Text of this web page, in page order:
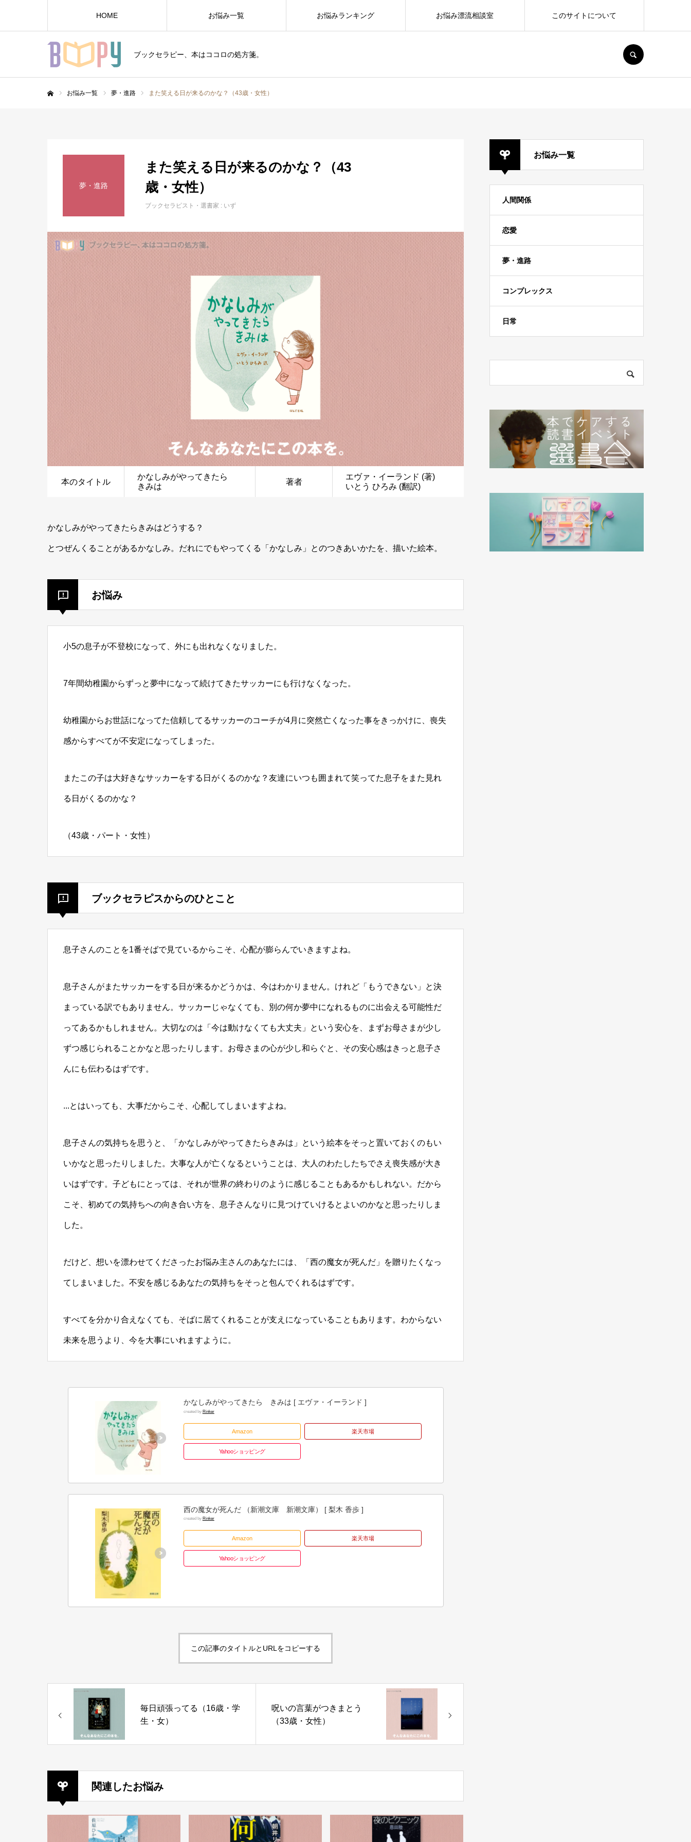
ブックセラピー、本はココロの処方箋。
HOME お悩み一覧 お悩みランキング お悩み漂流相談室 このサイトについて
お悩み一覧 夢・進路 また笑える日が来るのかな？（43歳・女性）
夢・進路
また笑える日が来るのかな？（43
歳・女性）
ブックセラピスト・選書家 : いず
本のタイトル
かなしみがやってきたら
きみは
著者
エヴァ・イーランド (著)
いとう ひろみ (翻訳)
かなしみがやってきたらきみはどうする？
とつぜんくることがあるかなしみ。だれにでもやってくる「かなしみ」とのつきあいかたを、描いた絵本。
お悩み
小5の息子が不登校になって、外にも出れなくなりました。
7年間幼稚園からずっと夢中になって続けてきたサッカーにも行けなくなった。
幼稚園からお世話になってた信頼してるサッカーのコーチが4月に突然亡くなった事をきっかけに、喪失
感からすべてが不安定になってしまった。
またこの子は大好きなサッカーをする日がくるのかな？友達にいつも囲まれて笑ってた息子をまた見れ
る日がくるのかな？
（43歳・パート・女性）
ブックセラピスからのひとこと
息子さんのことを1番そばで見ているからこそ、心配が膨らんでいきますよね。
息子さんがまたサッカーをする日が来るかどうかは、今はわかりません。けれど「もうできない」と決
まっている訳でもありません。サッカーじゃなくても、別の何か夢中になれるものに出会える可能性だ
ってあるかもしれません。大切なのは「今は動けなくても大丈夫」という安心を、まずお母さまが少し
ずつ感じられることかなと思ったりします。お母さまの心が少し和らぐと、その安心感はきっと息子さ
んにも伝わるはずです。
...とはいっても、大事だからこそ、心配してしまいますよね。
息子さんの気持ちを思うと、「かなしみがやってきたらきみは」という絵本をそっと置いておくのもい
いかなと思ったりしました。大事な人が亡くなるということは、大人のわたしたちでさえ喪失感が大き
いはずです。子どもにとっては、それが世界の終わりのように感じることもあるかもしれない。だから
こそ、初めての気持ちへの向き合い方を、息子さんなりに見つけていけるとよいのかなと思ったりしま
した。
だけど、想いを漂わせてくださったお悩み主さんのあなたには、「西の魔女が死んだ」を贈りたくなっ
てしまいました。不安を感じるあなたの気持ちをそっと包んでくれるはずです。
すべてを分かり合えなくても、そばに居てくれることが支えになっていることもあります。わからない
未来を思うより、今を大事にいれますように。
かなしみがやってきたら きみは [ エヴァ・イーランド ]
created by Rinker
Amazon 楽天市場
Yahooショッピング
西の魔女が死んだ （新潮文庫 新潮文庫） [ 梨木 香歩 ]
created by Rinker
Amazon 楽天市場
Yahooショッピング
この記事のタイトルとURLをコピーする
毎日頑張ってる（16歳・学
生・女）
呪いの言葉がつきまとう
（33歳・女性）
関連したお悩み
お悩み一覧
人間関係
恋愛
夢・進路
コンプレックス
日常